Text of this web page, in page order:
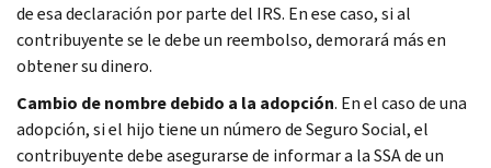
de esa declaración por parte del IRS. En ese caso, si al
contribuyente se le debe un reembolso, demorará más en
obtener su dinero.
Cambio de nombre debido a la adopción. En el caso de una
adopción, si el hijo tiene un número de Seguro Social, el
contribuyente debe asegurarse de informar a la SSA de un